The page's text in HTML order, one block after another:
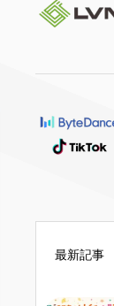
最新記事